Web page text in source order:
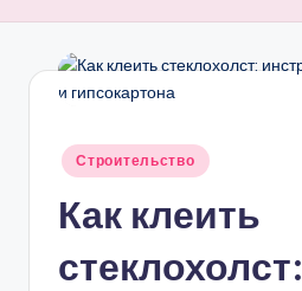
Опубликовано
Строительство
Как клеить
стеклохолст: